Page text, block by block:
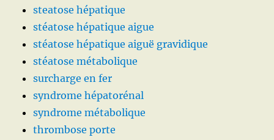
steatose hépatique
stéatose hépatique aigue
stéatose hépatique aiguë gravidique
stéatose métabolique
surcharge en fer
syndrome hépatorénal
syndrome métabolique
thrombose porte